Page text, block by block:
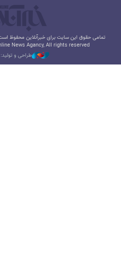
تمامی حقوق این سایت برای خبرآنلاین محفوظ
News Agancy, All rights reserved
طراحی و